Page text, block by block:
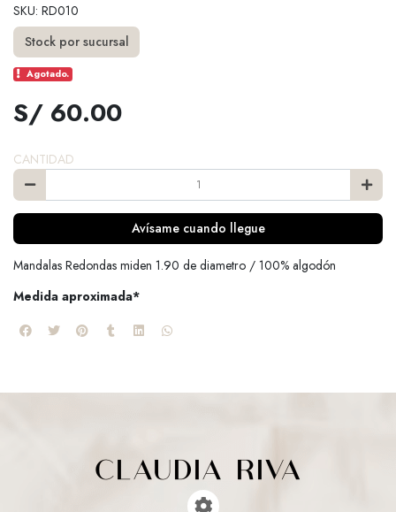
SKU: RD010
Stock por sucursal
Agotado.
S/ 60.00
CANTIDAD
Avísame cuando llegue
Mandalas Redondas miden 1.90 de diametro / 100% algodón
Medida aproximada*